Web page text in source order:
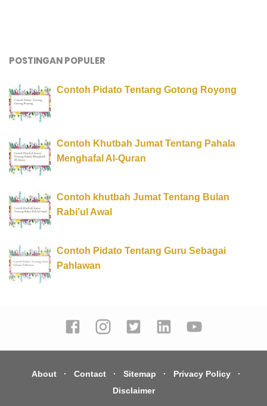
POSTINGAN POPULER
Contoh Pidato Tentang Gotong Royong
Contoh Khutbah Jumat Tentang Pahala
Menghafal Al-Quran
Contoh khutbah Jumat Tentang Bulan
Rabi’ul Awal
Contoh Pidato Tentang Guru Sebagai
Pahlawan
About Contact Sitemap
Privacy Policy
Disclaimer